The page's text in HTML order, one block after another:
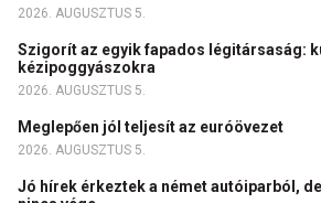
2026. AUGUSZTUS 5.
Szigorít az egyik fapados légitársaság:
kézipoggyászokra
2026. AUGUSZTUS 5.
Meglepően jól teljesít az euróövezet
2026. AUGUSZTUS 5.
Jó hírek érkeztek a német autóiparból,